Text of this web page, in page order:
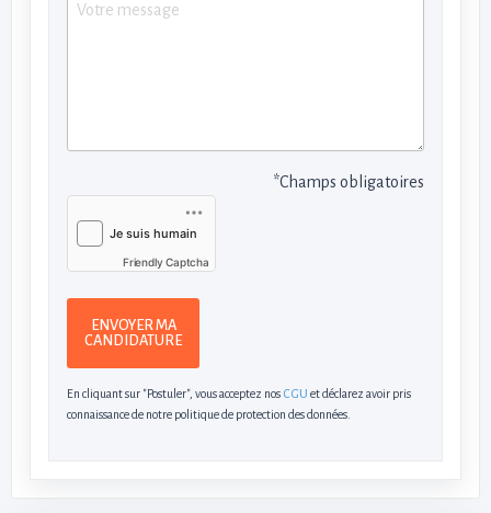
*Champs obligatoires
Friendly Captcha
ENVOYER MA
CANDIDATURE
En cliquant sur "Postuler", vous acceptez nos CGU et déclarez avoir pris
connaissance de notre politique de protection des données.